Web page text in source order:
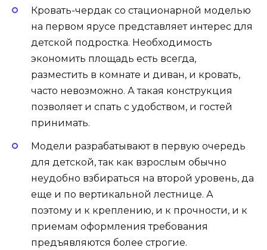
Кровать-чердак со стационарной моделью
на первом ярусе представляет интерес для
детской подростка. Необходимость
экономить площадь есть всегда,
разместить в комнате и диван, и кровать,
часто невозможно. А такая конструкция
позволяет и спать с удобством, и гостей
принимать.
Модели разрабатывают в первую очередь
для детской, так как взрослым обычно
неудобно взбираться на второй уровень, да
еще и по вертикальной лестнице. А
поэтому и к креплению, и к прочности, и к
приемам оформления требования
предъявляются более строгие.